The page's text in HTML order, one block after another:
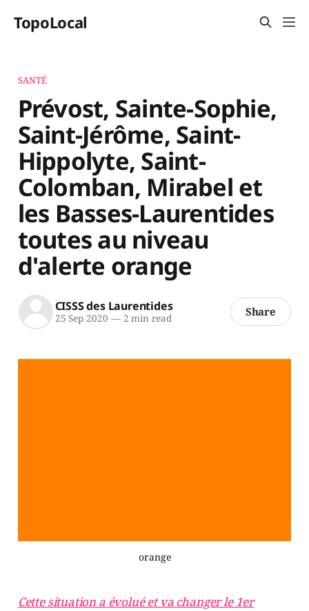
TopoLocal
SANTÉ
Prévost, Sainte-Sophie,
Saint-Jérôme, Saint-
Hippolyte, Saint-
Colomban, Mirabel et
les Basses-Laurentides
toutes au niveau
d'alerte orange
CISSS des Laurentides
25 Sep 2020 —2 min read Share
orange
Cette situation a évolué et va changer le 1er